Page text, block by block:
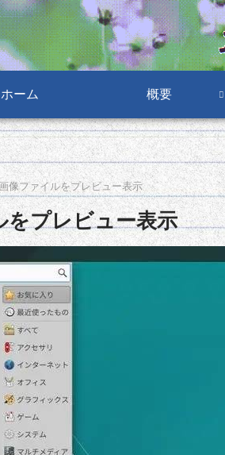
ホーム 概要
像ファイルをプレビュー表示
をプレビュー表示